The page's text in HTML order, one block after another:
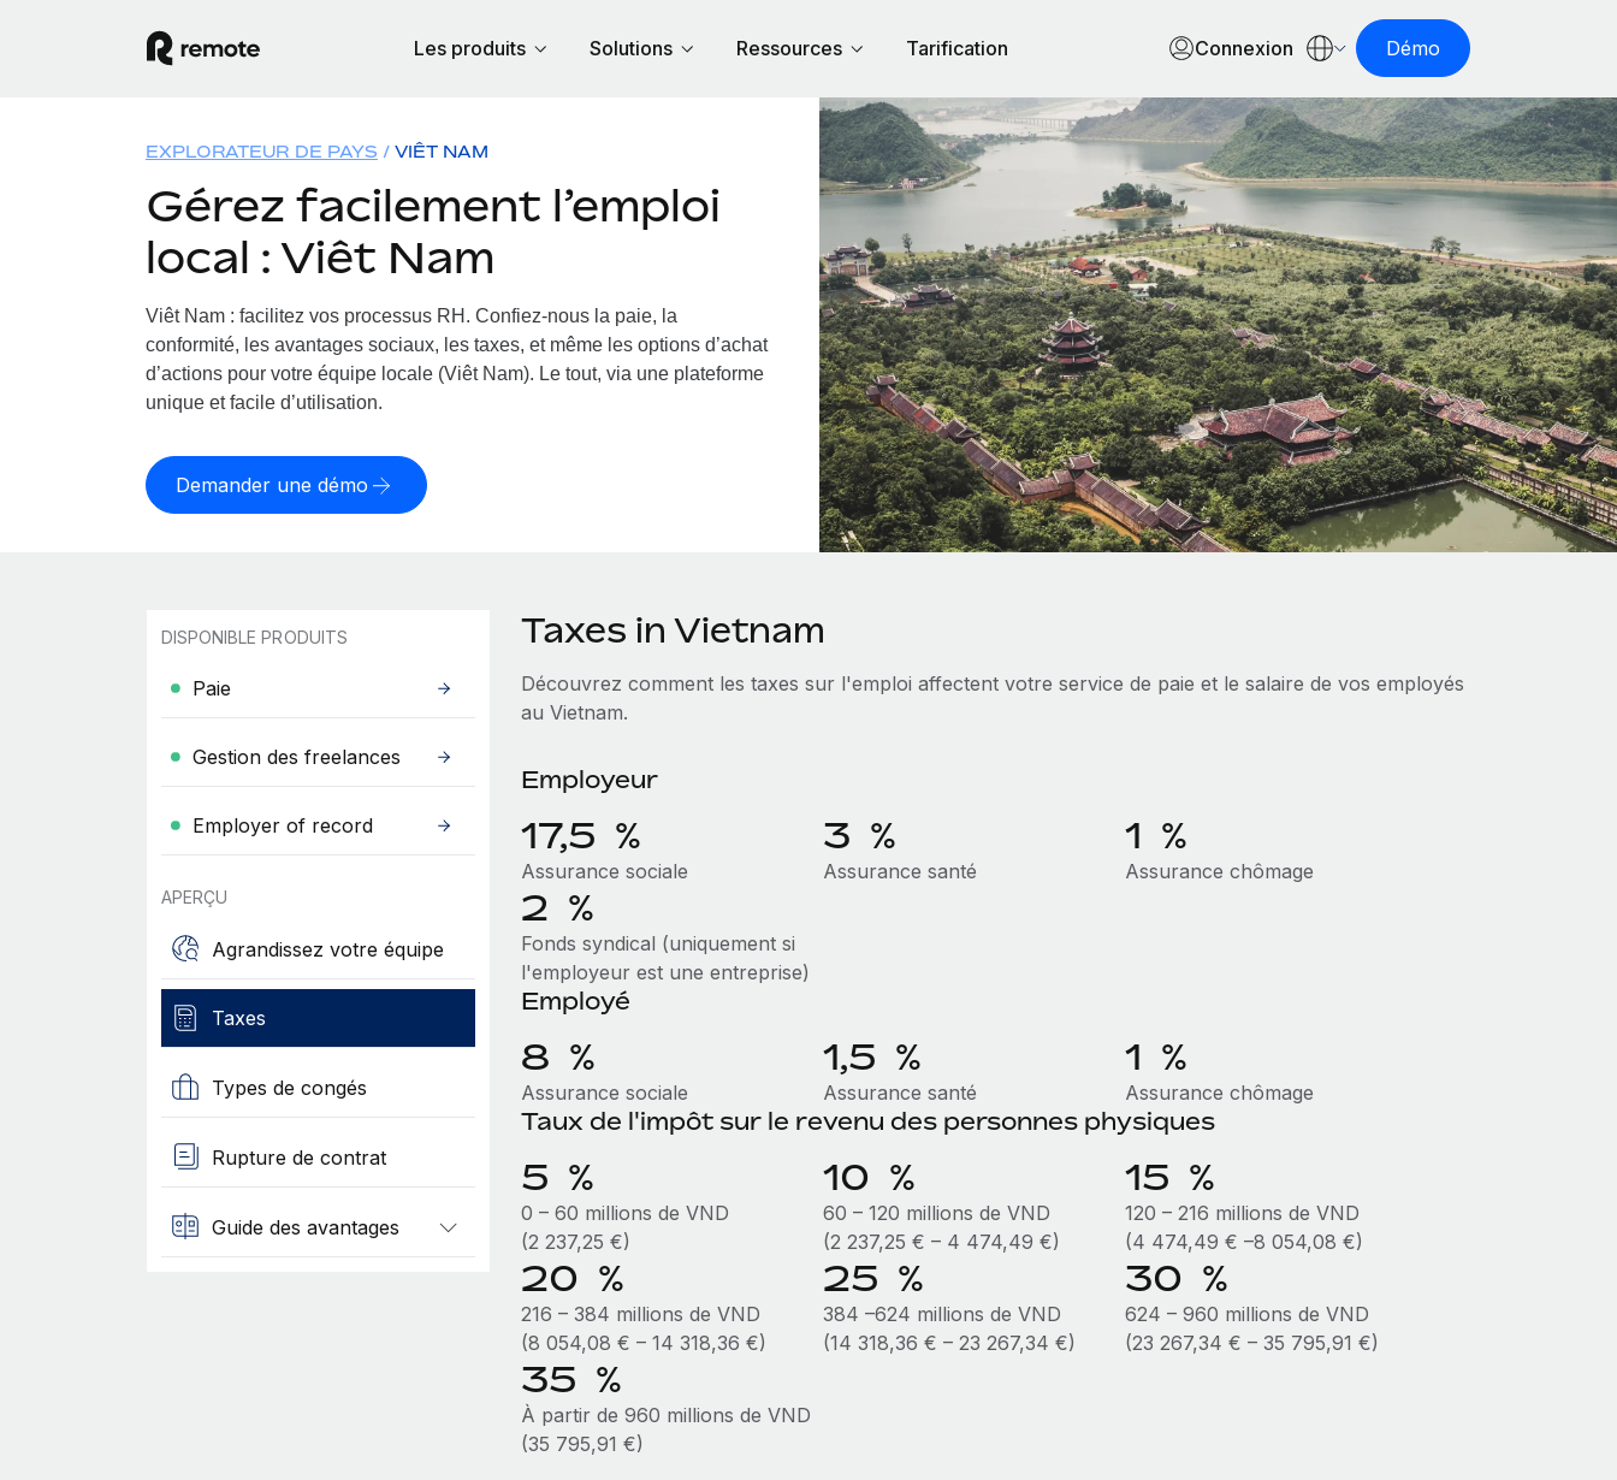
Les produits Solutions Ressources Tarification Connexion Démo
EXPLORATEUR DE PAYS VIÊT NAM
Gérez facilement l’emploi
local : Viêt Nam
Viêt Nam : facilitez vos processus RH. Confiez-nous la paie, la
conformité, les avantages sociaux, les taxes, et même les options d’achat
d’actions pour votre équipe locale (Viêt Nam). Le tout, via une plateforme
unique et facile d’utilisation.
Demander une démo
DISPONIBLE PRODUITS
Paie
Gestion des freelances
Employer of record
APERÇU
Agrandissez votre équipe
Taxes
Types de congés
Rupture de contrat
Guide des avantages
Taxes in Vietnam
Découvrez comment les taxes sur l'emploi affectent votre service de paie et le salaire de vos employés
au Vietnam.
Employeur
17,5 %
Assurance sociale
3 %
Assurance santé
1 %
Assurance chômage
2 %
Fonds syndical (uniquement si
l'employeur est une entreprise)
Employé
8 %
Assurance sociale
1,5 %
Assurance santé
1 %
Assurance chômage
Taux de l'impôt sur le revenu des personnes physiques
5 %
0 – 60 millions de VND
(2 237,25 €)
10 %
60 – 120 millions de VND
(2 237,25 € – 4 474,49 €)
15 %
120 – 216 millions de VND
(4 474,49 € –8 054,08 €)
20 %
216 – 384 millions de VND
(8 054,08 € – 14 318,36 €)
25 %
384 –624 millions de VND
(14 318,36 € – 23 267,34 €)
30 %
624 – 960 millions de VND
(23 267,34 € – 35 795,91 €)
35 %
À partir de 960 millions de VND
(35 795,91 €)